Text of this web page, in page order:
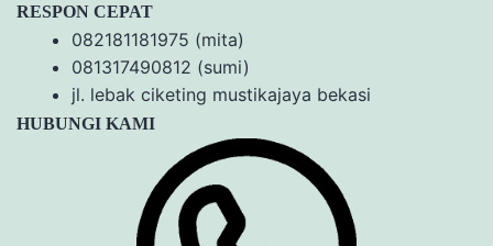
RESPON CEPAT
082181181975 (mita)
081317490812 (sumi)
jl. lebak ciketing mustikajaya bekasi
HUBUNGI KAMI